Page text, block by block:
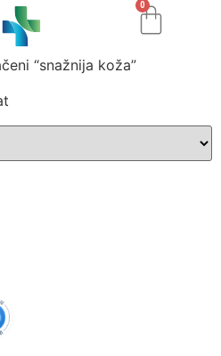
0
“snažnija koža”